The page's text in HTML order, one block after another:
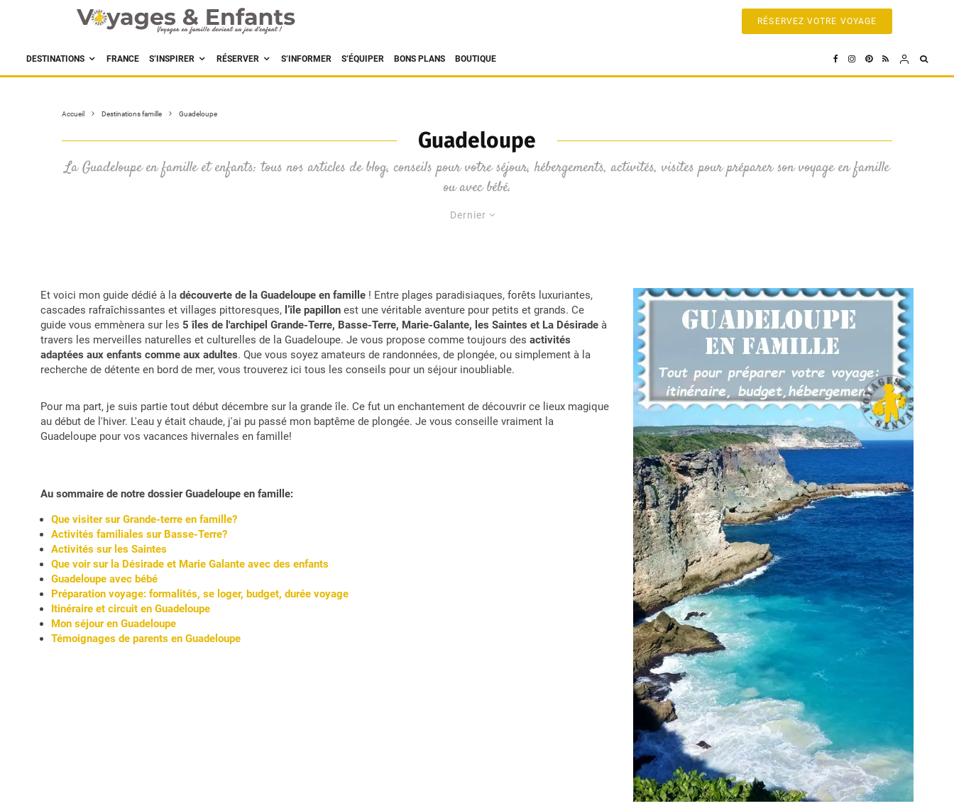
RÉSERVEZ VOTRE VOYAGE
DESTINATIONS FRANCE S’INSPIRER RÉSERVER S’INFORMER S’ÉQUIPER BONS PLANS BOUTIQUE
Accueil Destinations famille Guadeloupe
Guadeloupe
La Guadeloupe en famille et enfants: tous nos articles de blog, conseils pour votre séjour, hébergements, activités, visites pour préparer son voyage en famille
ou avec bébé.
Dernier
Et voici mon guide dédié à la découverte de la Guadeloupe en famille ! Entre plages paradisiaques, forêts luxuriantes,
cascades rafraîchissantes et villages pittoresques, l’île papillon est une véritable aventure pour petits et grands. Ce
guide vous emmènera sur les 5 îles de l'archipel Grande-Terre, Basse-Terre, Marie-Galante, les Saintes et La Désirade à
travers les merveilles naturelles et culturelles de la Guadeloupe. Je vous propose comme toujours des activités
adaptées aux enfants comme aux adultes. Que vous soyez amateurs de randonnées, de plongée, ou simplement à la
recherche de détente en bord de mer, vous trouverez ici tous les conseils pour un séjour inoubliable.
Pour ma part, je suis partie tout début décembre sur la grande île. Ce fut un enchantement de découvrir ce lieux magique
au début de l'hiver. L'eau y était chaude, j'ai pu passé mon baptême de plongée. Je vous conseille vraiment la
Guadeloupe pour vos vacances hivernales en famille!
Au sommaire de notre dossier Guadeloupe en famille:
Que visiter sur Grande-terre en famille?
Activités familiales sur Basse-Terre?
Activités sur les Saintes
Que voir sur la Désirade et Marie Galante avec des enfants
Guadeloupe avec bébé
Préparation voyage: formalités, se loger, budget, durée voyage
Itinéraire et circuit en Guadeloupe
Mon séjour en Guadeloupe
Témoignages de parents en Guadeloupe